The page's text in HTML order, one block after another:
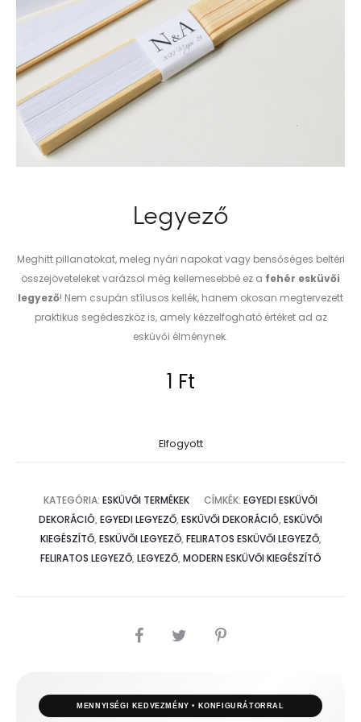
Legyező
Meghitt pillanatokat, meleg nyári napokat vagy bensőséges beltéri
összejöveteleket varázsol még kellemesebbé ez a fehér esküvői
legyező! Nem csupán stílusos kellék, hanem okosan megtervezett
praktikus segédeszköz is, amely kézzelfogható értéket ad az
esküvői élménynek.
1 Ft
Elfogyott
KATEGÓRIA: ESKÜVŐI TERMÉKEK CÍMKÉK: EGYEDI ESKÜVŐI
DEKORÁCIÓ, EGYEDI LEGYEZŐ, ESKÜVŐI DEKORÁCIÓ, ESKÜVŐI
KIEGÉSZÍTŐ, ESKÜVŐI LEGYEZŐ, FELIRATOS ESKÜVŐI LEGYEZŐ,
FELIRATOS LEGYEZŐ, LEGYEZŐ, MODERN ESKÜVŐI KIEGÉSZÍTŐ
MEGOSZTÁS
MENNYISÉGI KEDVEZMÉNY • KONFIGURÁTORRAL